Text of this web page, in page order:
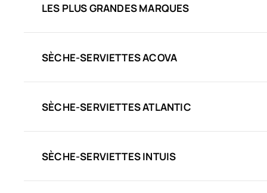
LES PLUS GRANDES MARQUES
SÈCHE-SERVIETTES ACOVA
SÈCHE-SERVIETTES ATLANTIC
SÈCHE-SERVIETTES INTUIS